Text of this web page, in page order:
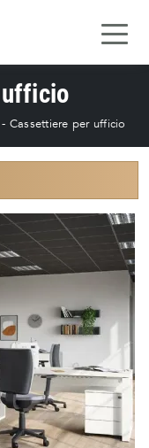
- Cassettiere per ufficio